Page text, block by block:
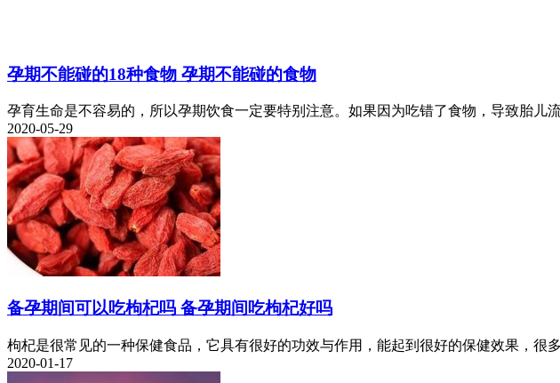
孕期不能碰的18种食物 孕期不能碰的食物
孕育生命是不容易的，所以孕期饮食一定要特别注意。如果因为吃错了食物，导致胎
2020-05-29
备孕期间可以吃枸杞吗 备孕期间吃枸杞好吗
枸杞是很常见的一种保健食品，它具有很好的功效与作用，能起到很好的保健效果，很
2020-01-17